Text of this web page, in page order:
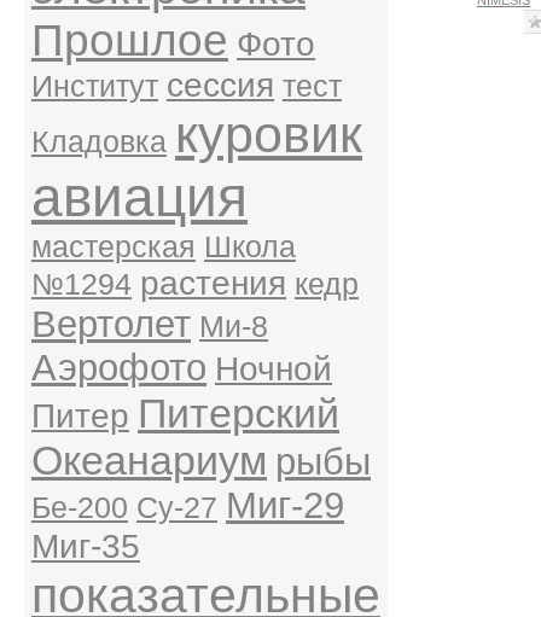
Прошлое Фото
Институт сессия тест
Кладовка куровик
авиация
мастерская Школа
№1294 растения кедр
Вертолет Ми-8
Аэрофото Ночной
Питер Питерский
Океанариум рыбы
Бе-200 Су-27 Миг-29
Миг-35
показательные